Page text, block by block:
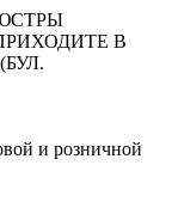
В
и розничной